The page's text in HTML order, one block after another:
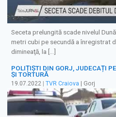
Seceta prelungită scade nivelul
metri cubi pe secundă a înregistrat
dimineaţă, la […]
POLIȚIȘTI DIN GORJ, JUDECAȚI
ȘI TORTURĂ
19.07.2022 TVR Craiova | Gorj